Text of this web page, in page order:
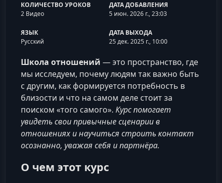
КОЛИЧЕСТВО УРОКОВ
2 Видео
ДАТА ДОБАВЛЕНИЯ
5 июн. 2026 г., 23:03
ЯЗЫК
Русский
ДАТА ВЫХОДА
25 дек. 2025 г., 10:00
Школа отношений — это пространство, где
мы исследуем, почему людям так важно быть
с другим, как формируется потребность в
близости и что на самом деле стоит за
поиском «того самого». Курс помогает
увидеть свои привычные сценарии в
отношениях и научиться строить контакт
осознанно, уважая себя и партнёра.
О чем этот курс